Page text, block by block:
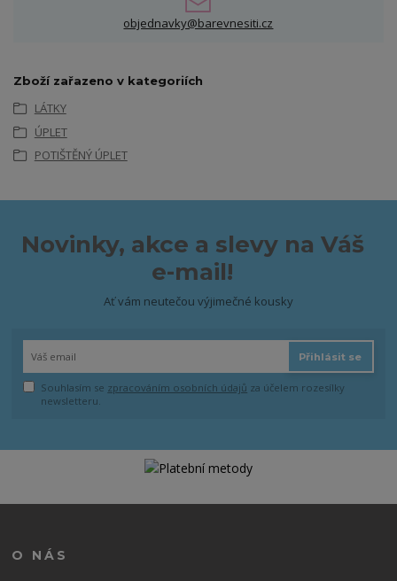
objednavky@barevnesiti.cz
Zboží zařazeno v kategoriích
LÁTKY
ÚPLET
POTIŠTĚNÝ ÚPLET
Novinky, akce a slevy na Váš
e-mail!
Ať vám neutečou výjimečné kousky
Přihlásit se
Souhlasím se zpracováním osobních údajů za účelem rozesílky
newsletteru.
O NÁS